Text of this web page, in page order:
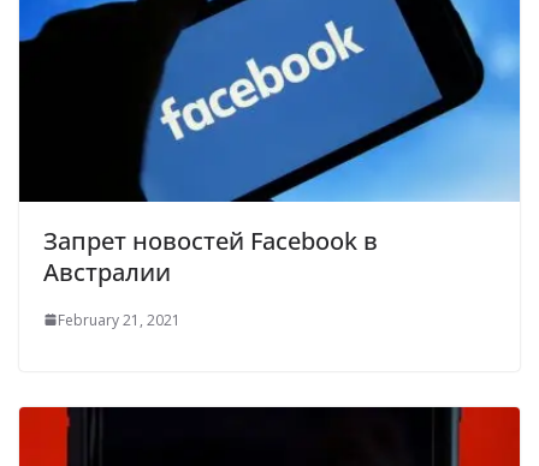
Запрет новостей Facebook в
Австралии
February 21, 2021